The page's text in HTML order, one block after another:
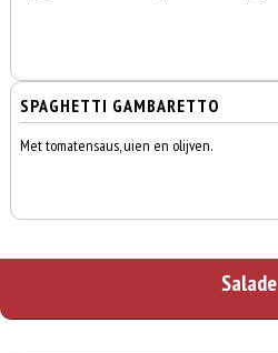
SPAGHETTI GAMBARETTO
Met tomatensaus, uien en olijven.
Salade